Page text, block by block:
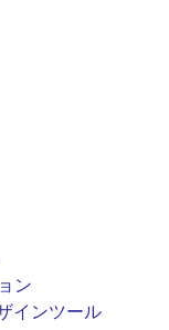
ン
インツール